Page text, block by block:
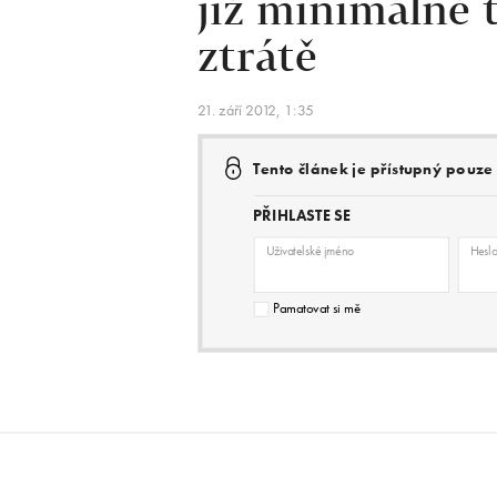
již minimálně
ztrátě
21. září 2012, 1:35
Tento článek je přístupný
PŘIHLASTE SE
Uživatelské jméno Heslo
Pamatovat si mě